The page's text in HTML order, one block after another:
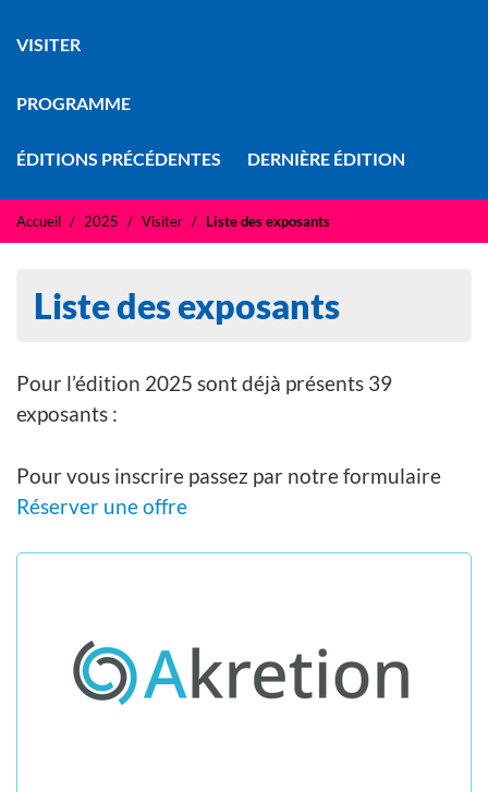
VISITER
PROGRAMME
ÉDITIONS PRÉCÉDENTES DERNIÈRE ÉDITION
Accueil 2025 Visiter Liste des exposants
Liste des exposants
Pour l’édition 2025 sont déjà présents 39
exposants :
Pour vous inscrire passez par notre formulaire
Réserver une offre